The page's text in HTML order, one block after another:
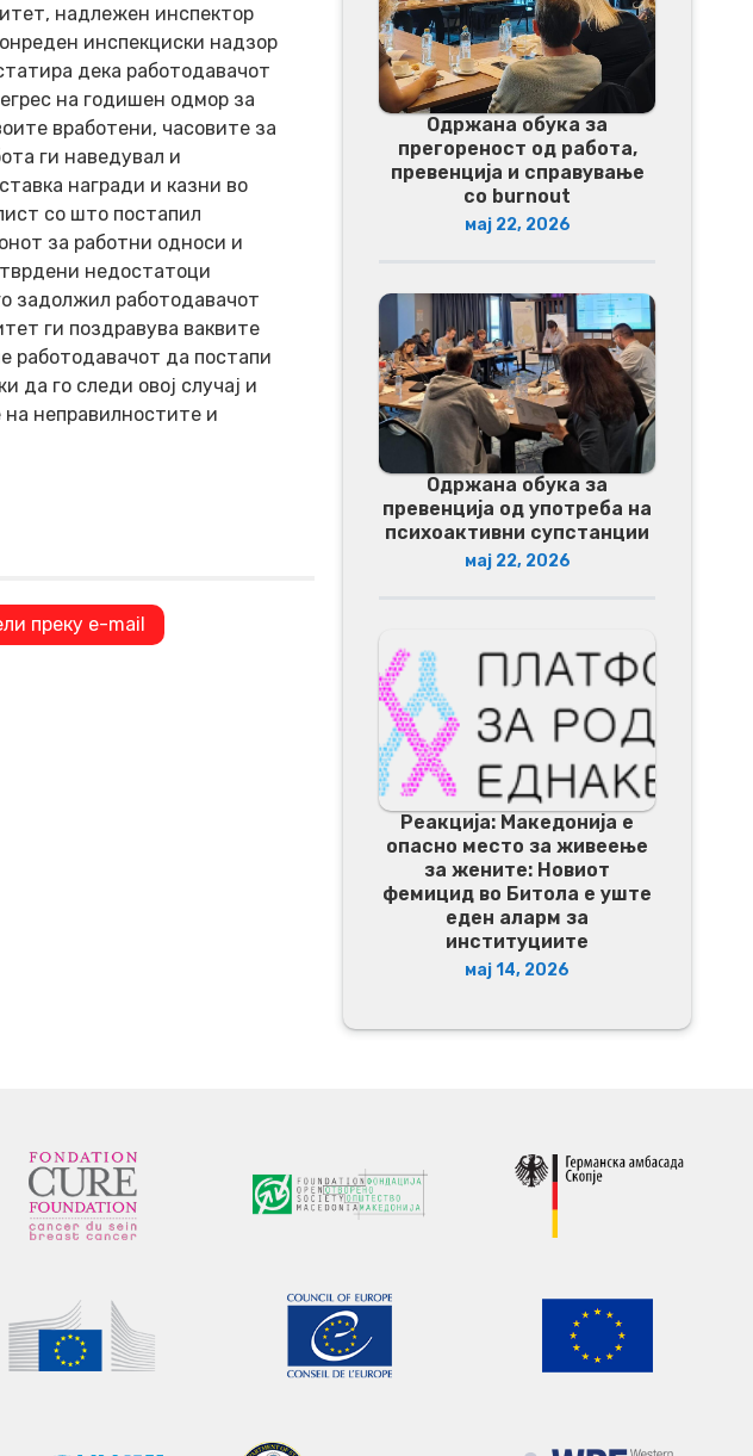
надлежен инспектор
инспекциски надзор
дека работодавачот
на годишен одмор за
вработени, часовите за
ги наведувал и
награди и казни во
со што постапил
за работни односи и
недостатоци
задолжил работодавачот
ги поздравува ваквите
работодавачот да постапи
го следи овој случај и
неправилностите и
преку e-mail
Одржана обука за
прегореност од работа,
превенција и справување
со burnout
мај 22, 2026
Одржана обука за
превенција од употреба на
психоактивни супстанции
мај 22, 2026
Реакција: Македонија е
опасно место за живеење
за жените: Новиот
фемицид во Битола е уште
еден аларм за
институциите
мај 14, 2026